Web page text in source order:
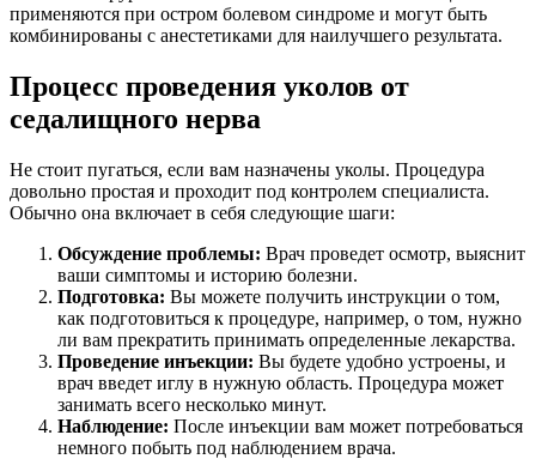
применяются при остром болевом синдроме и могут быть
комбинированы с анестетиками для наилучшего результата.
Процесс проведения уколов от
седалищного нерва
Не стоит пугаться, если вам назначены уколы. Процедура
довольно простая и проходит под контролем специалиста.
Обычно она включает в себя следующие шаги:
Обсуждение проблемы: Врач проведет осмотр, выяснит
ваши симптомы и историю болезни.
Подготовка: Вы можете получить инструкции о том,
как подготовиться к процедуре, например, о том, нужно
ли вам прекратить принимать определенные лекарства.
Проведение инъекции: Вы будете удобно устроены, и
врач введет иглу в нужную область. Процедура может
занимать всего несколько минут.
Наблюдение: После инъекции вам может потребоваться
немного побыть под наблюдением врача.